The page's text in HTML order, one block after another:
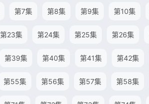
第7集 第8集 第9集 第10集
第23集 第24集 第25集 第26集
第39集 第40集 第41集 第42集
第55集 第56集 第57集 第58集